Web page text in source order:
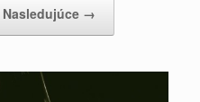
Nasledujúce →